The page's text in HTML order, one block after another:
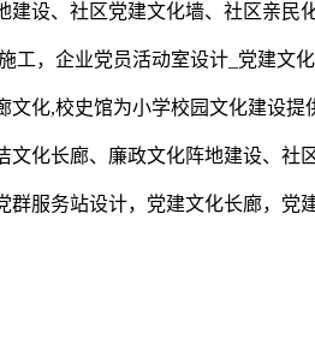
建设、社区党建文化墙、社区亲民
工，企业党员活动室设计_党建文
化,校史馆为小学校园文化建设提
化长廊、廉政文化阵地建设、社
服务站设计，党建文化长廊，党